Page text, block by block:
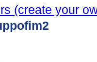
(create your